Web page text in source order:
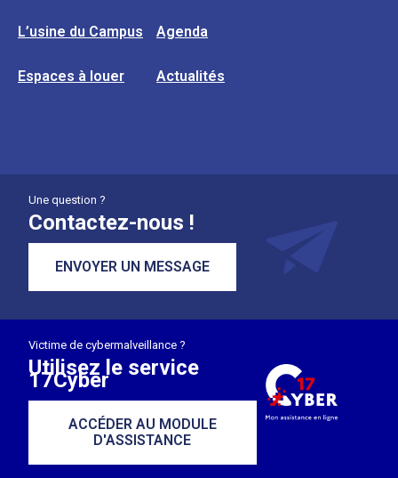
L’usine du Campus Agenda
Espaces à louer Actualités
Une question ?
Contactez-nous !
ENVOYER UN MESSAGE
Victime de cybermalveillance ?
Utilisez le service
17Cyber
ACCÉDER AU MODULE
D'ASSISTANCE